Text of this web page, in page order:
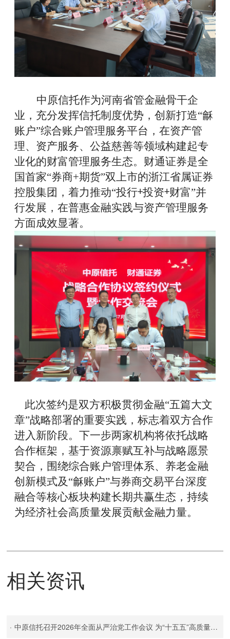
中原信托作为河南省管金融骨干企
业，充分发挥信托制度优势，创新打造“龢
账户”综合账户管理服务平台 ，在资产管
理、资产服务、公益慈善等领域构建起专
业化的财富管理服务生态。 财通证券是全
国首家“券商+期货”双上市的浙江省属证券
控股集团，着力推动“投行+投资+财富”并
行发展 ，在普惠金融实践与资产管理服务
方面成效显著。
此次签约是双方积极贯彻金融“五篇大文
章”战略部署的重要实践 ，标志着双方合作
进入新阶段。下一步两家机构将依托战略
合作框架，基于资源禀赋互补与战略愿景
契合，围绕综合账户管理体系、养老金融
创新模式及 “龢账户”与券商交易平台深度
融合等核心板块构建长期共赢生态 ，持续
为经济社会高质量发展贡献金融力量。
相关资讯
· 中原信托召开2026年全面从严治党工作会议 为“十五五”高质量发展提供坚强政治保障